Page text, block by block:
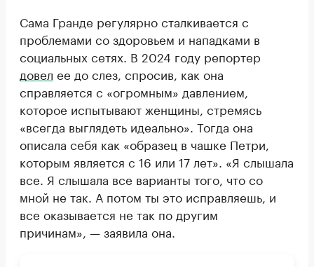
Сама Гранде регулярно сталкивается с
проблемами со здоровьем и нападками в
социальных сетях. В 2024 году репортер
довел ее до слез, спросив, как она
справляется с «огромным» давлением,
которое испытывают женщины, стремясь
«всегда выглядеть идеально». Тогда она
описала себя как «образец в чашке Петри,
которым является с 16 или 17 лет». «Я слышала
все. Я слышала все варианты того, что со
мной не так. А потом ты это исправляешь, и
все оказывается не так по другим
причинам», — заявила она.